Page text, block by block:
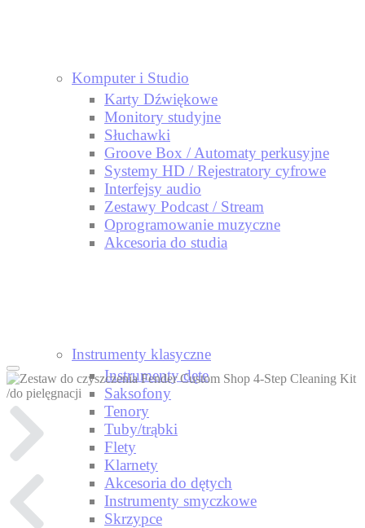
Komputer i Studio
Karty Dźwiękowe
Monitory studyjne
Słuchawki
Groove Box / Automaty perkusyjne
Systemy HD / Rejestratory cyfrowe
Interfejsy audio
Zestawy Podcast / Stream
Oprogramowanie muzyczne
Akcesoria do studia
Instrumenty klasyczne
Instrumenty dęte
Saksofony
Tenory
Tuby/trąbki
Flety
Klarnety
Akcesoria do dętych
Instrumenty smyczkowe
Skrzypce